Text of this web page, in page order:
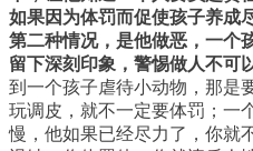
如果因为体罚而促使孩子养成
第二种情况，是他做恶，一个
留下深刻印象，警惕做人不可
到一个孩子虐待小动物，那是
玩调皮，就不一定要体罚；一
慢，他如果已经尽力了，你就